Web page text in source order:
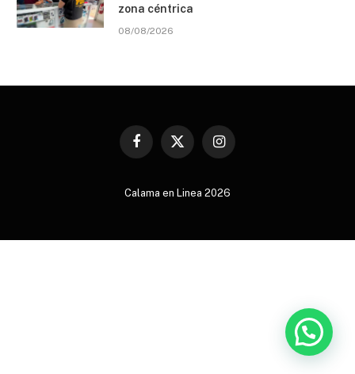
zona céntrica
08/08/2026
Facebook
X
Instagram
Calama en Linea 2026